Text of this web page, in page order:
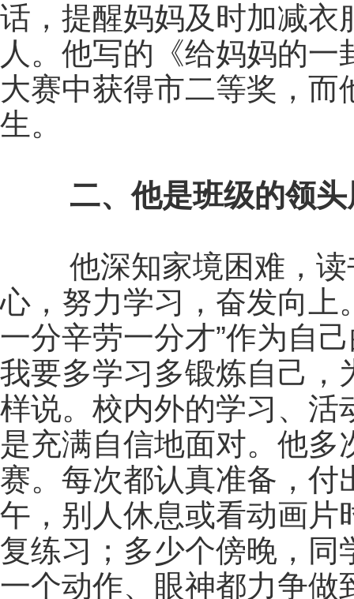
话，提醒妈妈及时加减衣
人。他写的《给妈妈的
大赛中获得市二等奖，
生。
二、他是班级的领头
他深知家境困难，读
心，努力学习，奋发向上
一分辛劳一分才”作为自
我要多学习多锻炼自己，
样说。校内外的学习、活
是充满自信地面对。他
赛。每次都认真准备，付
午，别人休息或看动画片
复练习；多少个傍晚，同
一个动作、眼神都力争做